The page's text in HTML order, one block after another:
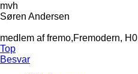
mvh
Søren Andersen
medlem af fremo,Fremodern,
Top
Besvar